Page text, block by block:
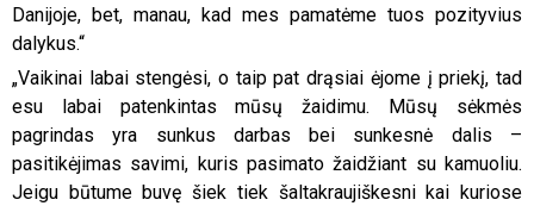
Danijoje, bet, manau, kad mes pamatėme tuos pozityvius
dalykus.“
„Vaikinai labai stengėsi, o taip pat drąsiai ėjome į priekį, tad
esu labai patenkintas mūsų žaidimu. Mūsų sėkmės
pagrindas yra sunkus darbas bei sunkesnė dalis –
pasitikėjimas savimi, kuris pasimato žaidžiant su kamuoliu.
Jeigu būtume buvę šiek tiek šaltakraujiškesni kai kuriose